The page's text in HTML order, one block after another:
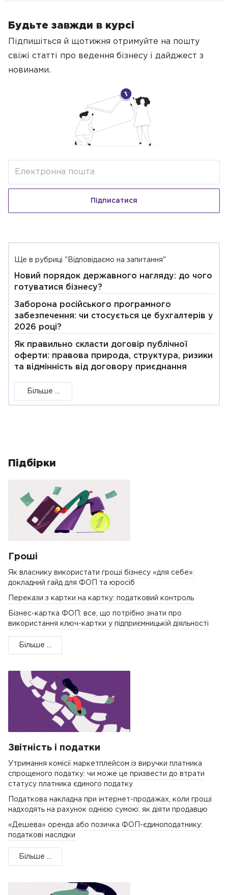
Будьте завжди в курсі
Підпишіться й щотижня отримуйте на пошту
свіжі статті про ведення бізнесу і дайджест з
новинами.
Підписатися
Ще в рубриці "Відповідаємо на запитання"
Новий порядок державного нагляду: до чого
готуватися бізнесу?
Заборона російського програмного
забезпечення: чи стосується це бухгалтерів у
2026 році?
Як правильно скласти договір публічної
оферти: правова природа, структура, ризики
та відмінність від договору приєднання
Більше ...
Підбірки
Гроші
Як власнику використати гроші бізнесу «для себе»:
докладний гайд для ФОП та юросіб
Перекази з картки на картку: податковий контроль
Бізнес-картка ФОП: все, що потрібно знати про
використання ключ-картки у підприємницькій діяльності
Більше ...
Звітність і податки
Утримання комісії маркетплейсом із виручки платника
спрощеного податку: чи може це призвести до втрати
статусу платника єдиного податку
Податкова накладна при інтернет-продажах, коли гроші
надходять на рахунок однією сумою: як діяти продавцю
«Дешева» оренда або позичка ФОП-єдиноподатнику:
податкові наслідки
Більше ...